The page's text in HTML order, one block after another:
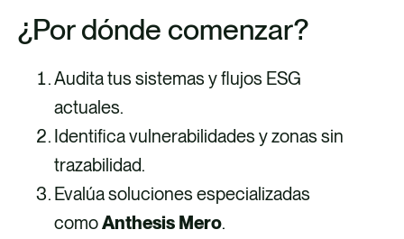
¿Por dónde comenzar?
Audita tus sistemas y flujos ESG
actuales.
Identifica vulnerabilidades y zonas sin
trazabilidad.
Evalúa soluciones especializadas
comoAnthesis Mero.